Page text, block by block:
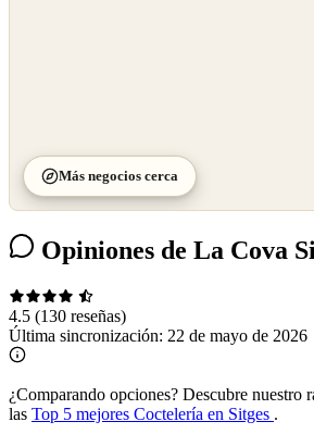
Más negocios cerca
Opiniones de La Cova
4.5 (130 reseñas)
Última sincronización: 22 de mayo de 2026
¿Comparando opciones? Descubre nuestro
las Top 5 mejores Coctelería en Sitges .